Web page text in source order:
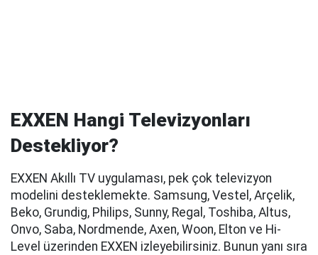
EXXEN Hangi Televizyonları
Destekliyor?
EXXEN Akıllı TV uygulaması, pek çok televizyon
modelini desteklemekte. Samsung, Vestel, Arçelik,
Beko, Grundig, Philips, Sunny, Regal, Toshiba, Altus,
Onvo, Saba, Nordmende, Axen, Woon, Elton ve Hi-
Level üzerinden EXXEN izleyebilirsiniz. Bunun yanı sıra